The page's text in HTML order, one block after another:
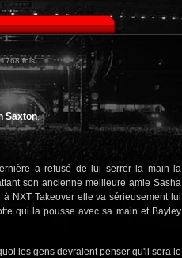
fois
Saxton.
a refusé de lui serrer la main la
son ancienne meilleure amie Sasha
NXT Takeover elle va sérieusement lui
qui la pousse avec sa main et Bayley
les gens devraient penser qu'il sera le